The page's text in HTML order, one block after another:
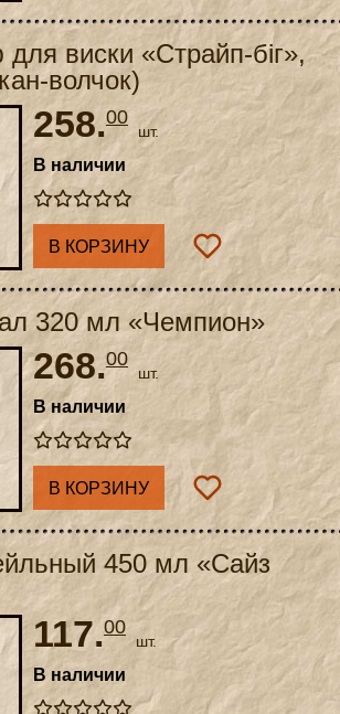
виски «Страйп-біг»,
волчок)
258.00
шт.
В наличии
В КОРЗИНУ
320 мл «Чемпион»
268.00
шт.
В наличии
В КОРЗИНУ
450 мл «Сайз
117.00
шт.
В наличии